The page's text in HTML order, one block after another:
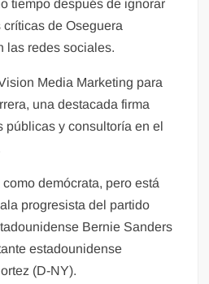
tiempo después de ignorar
de Oseguera
las redes sociales.
Media Marketing para
una destacada firma
públicas y consultoría en el
demócrata, pero está
progresista del partido
Bernie Sanders
estadounidense
(D-NY).